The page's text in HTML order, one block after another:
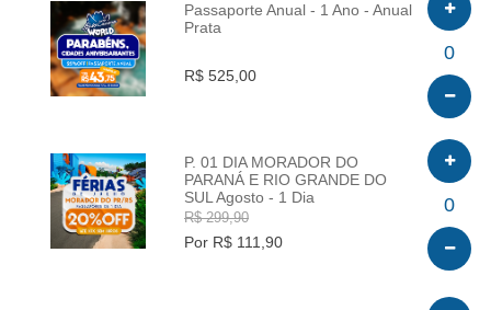
INFO
Passaporte Anual - 1 Ano - Anual
Prata
R$ 525,00
0
INFO
P. 01 DIA MORADOR DO
PARANÁ E RIO GRANDE DO
SUL Agosto - 1 Dia
R$ 299,90
Por R$ 111,90
0